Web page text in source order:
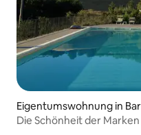
Eigentumswohnung in
Die Schönheit der